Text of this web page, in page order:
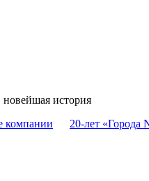
новейшая история
компании 20-лет «Города